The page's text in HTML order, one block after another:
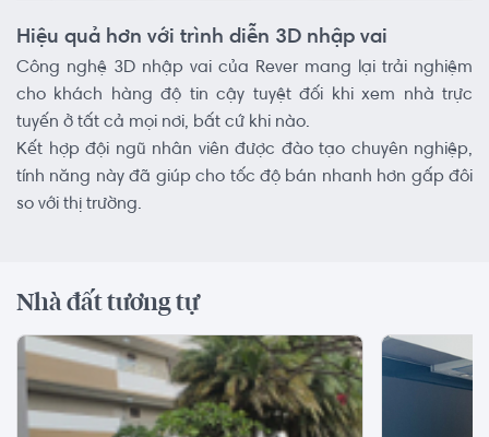
Hiệu quả hơn với trình diễn 3D nhập vai
Công nghệ 3D nhập vai của Rever mang lại trải nghiệm
cho khách hàng độ tin cậy tuyệt đối khi xem nhà trực
tuyến ở tất cả mọi nơi, bất cứ khi nào.
Kết hợp đội ngũ nhân viên được đào tạo chuyên nghiệp,
tính năng này đã giúp cho tốc độ bán nhanh hơn gấp đôi
so với thị trường.
Nhà đất tương tự